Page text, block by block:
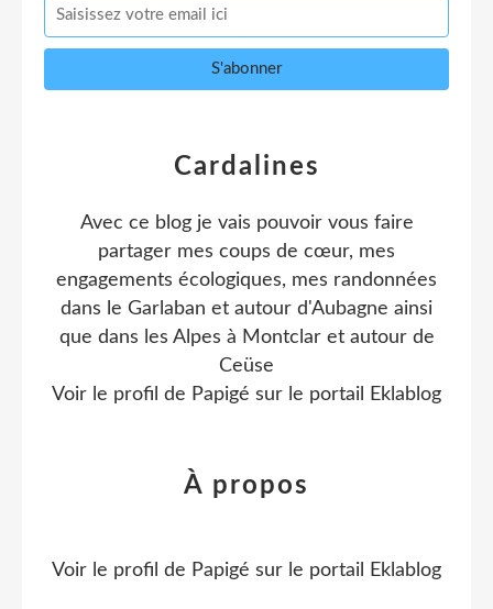
Cardalines
Avec ce blog je vais pouvoir vous faire
partager mes coups de cœur, mes
engagements écologiques, mes randonnées
dans le Garlaban et autour d'Aubagne ainsi
que dans les Alpes à Montclar et autour de
Ceüse
Voir le profil de Papigé sur le portail Eklablog
À propos
Voir le profil de Papigé sur le portail Eklablog